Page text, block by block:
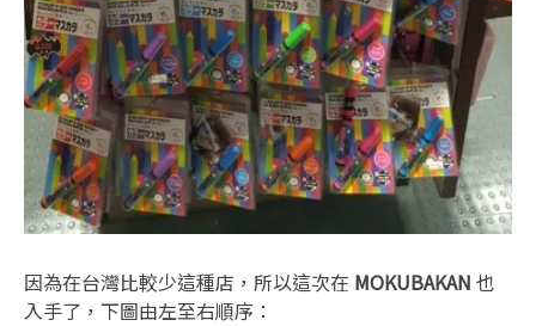
因為在台灣比較少這種店，所以這次在 MOKUBAKAN 也
入手了，下圖由左至右順序：